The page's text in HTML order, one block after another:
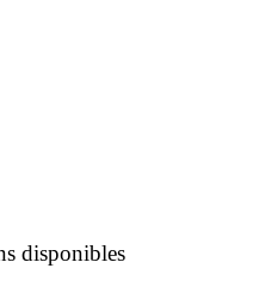
disponibles